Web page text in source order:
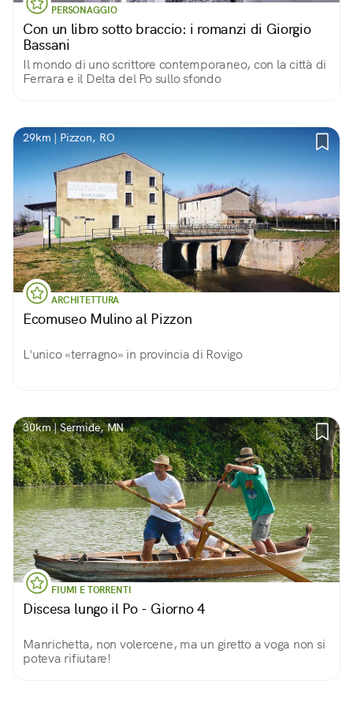
PERSONAGGIO
Con un libro sotto braccio: i romanzi di Giorgio
Bassani
Il mondo di uno scrittore contemporaneo, con la città di
Ferrara e il Delta del Po sullo sfondo
29km | Pizzon, RO
ARCHITETTURA
Ecomuseo Mulino al Pizzon
L'unico «terragno» in provincia di Rovigo
30km | Sermide, MN
FIUMI E TORRENTI
Discesa lungo il Po - Giorno 4
Manrichetta, non volercene, ma un giretto a voga non si
poteva rifiutare!